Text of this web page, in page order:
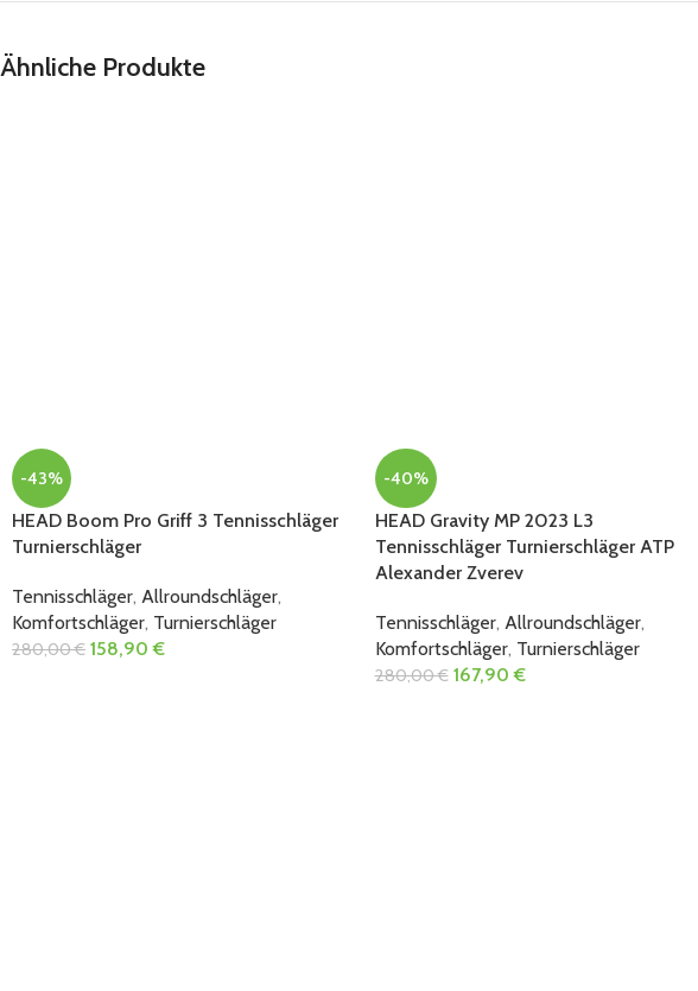
Ähnliche Produkte
-43%
HEAD Boom Pro Griff 3 Tennisschläger
Turnierschläger
Tennisschläger, Allroundschläger,
Komfortschläger, Turnierschläger
280,00€ 158,90€
-40%
HEAD Gravity MP 2023 L3
Tennisschläger Turnierschläger ATP
Alexander Zverev
Tennisschläger, Allroundschläger,
Komfortschläger, Turnierschläger
280,00€ 167,90€